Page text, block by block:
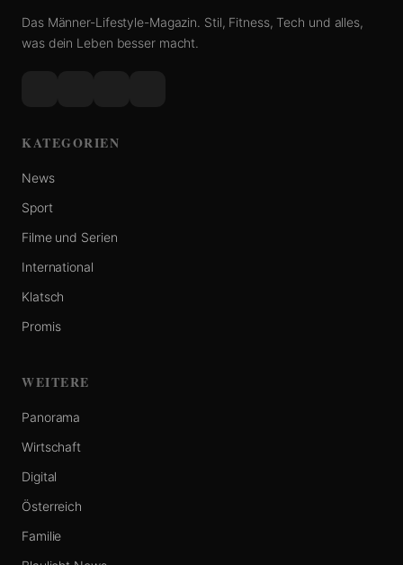
Das Männer-Lifestyle-Magazin. Stil, Fitness, Tech und alles,
was dein Leben besser macht.
KATEGORIEN
News
Sport
Filme und Serien
International
Klatsch
Promis
WEITERE
Panorama
Wirtschaft
Digital
Österreich
Familie